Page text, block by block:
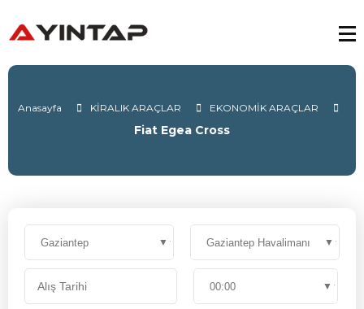
Anasayfa KİRALIK ARAÇLAR EKONOMİK ARAÇLAR
Fiat Egea Cross